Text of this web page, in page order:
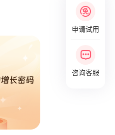
申请试用
咨询客服